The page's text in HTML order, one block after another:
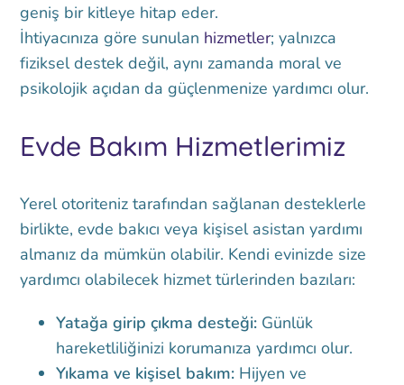
geniş bir kitleye hitap eder.
İhtiyacınıza göre sunulan hizmetler; yalnızca
fiziksel destek değil, aynı zamanda moral ve
psikolojik açıdan da güçlenmenize yardımcı olur.
Evde Bakım Hizmetlerimiz
Yerel otoriteniz tarafından sağlanan desteklerle
birlikte, evde bakıcı veya kişisel asistan yardımı
almanız da mümkün olabilir. Kendi evinizde size
yardımcı olabilecek hizmet türlerinden bazıları:
Yatağa girip çıkma desteği: Günlük
hareketliliğinizi korumanıza yardımcı olur.
Yıkama ve kişisel bakım: Hijyen ve